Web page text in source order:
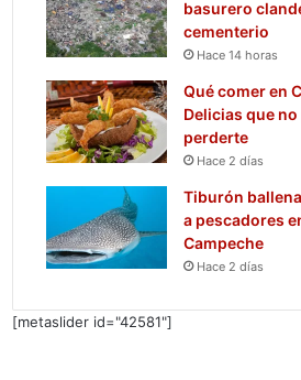
basurero
cementerio
Hace 14 horas
Qué comer en
Delicias que
perderte
Hace 2 días
Tiburón
a pescadores
Campeche
Hace 2 días
[metaslider id="42581"]